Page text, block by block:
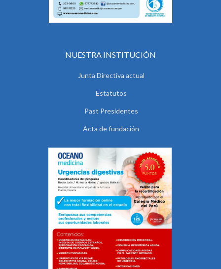
NUESTRA INSTITUCIÓN
Junta Directiva actual
Estatutos
Past Presidentes
Acta de fundación